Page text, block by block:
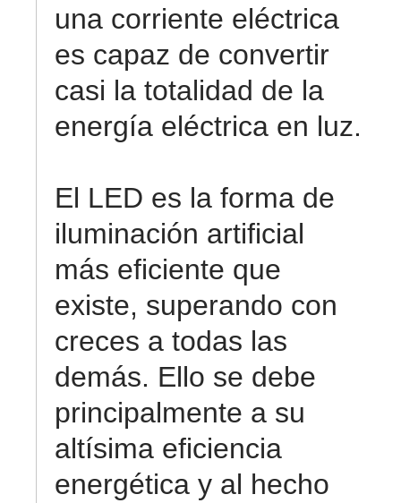
una corriente eléctrica
es capaz de convertir
casi la totalidad de la
energía eléctrica en luz.
El LED es la forma de
iluminación artificial
más eficiente que
existe, superando con
creces a todas las
demás. Ello se debe
principalmente a su
altísima eficiencia
energética y al hecho